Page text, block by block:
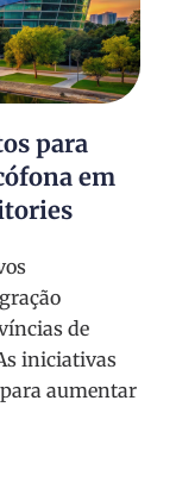
para
em
de
iniciativas
aumentar